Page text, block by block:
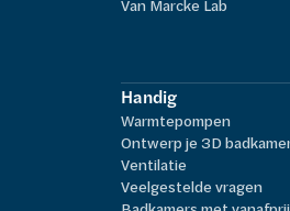
Van Marcke Lab
Handig
Warmtepompen
Ontwerp je 3D
Ventilatie
Veelgestelde vragen